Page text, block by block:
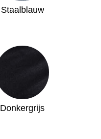
Staalblauw
Donkergrijs